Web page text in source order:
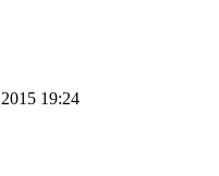
19:24